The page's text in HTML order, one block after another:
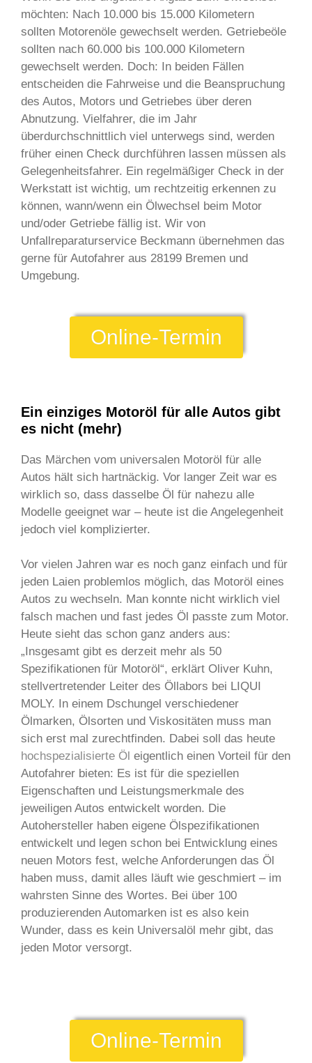
möchten: Nach 10.000 bis 15.000 Kilometern
sollten Motorenöle gewechselt werden. Getriebeöle
sollten nach 60.000 bis 100.000 Kilometern
gewechselt werden. Doch: In beiden Fällen
entscheiden die Fahrweise und die Beanspruchung
des Autos, Motors und Getriebes über deren
Abnutzung. Vielfahrer, die im Jahr
überdurchschnittlich viel unterwegs sind, werden
früher einen Check durchführen lassen müssen als
Gelegenheitsfahrer. Ein regelmäßiger Check in der
Werkstatt ist wichtig, um rechtzeitig erkennen zu
können, wann/wenn ein Ölwechsel beim Motor
und/oder Getriebe fällig ist. Wir von
Unfallreparaturservice Beckmann übernehmen das
gerne für Autofahrer aus 28199 Bremen und
Umgebung.
Online-Termin
Ein einziges Motoröl für alle Autos gibt
es nicht (mehr)
Das Märchen vom universalen Motoröl für alle
Autos hält sich hartnäckig. Vor langer Zeit war es
wirklich so, dass dasselbe Öl für nahezu alle
Modelle geeignet war – heute ist die Angelegenheit
jedoch viel komplizierter.
Vor vielen Jahren war es noch ganz einfach und für
jeden Laien problemlos möglich, das Motoröl eines
Autos zu wechseln. Man konnte nicht wirklich viel
falsch machen und fast jedes Öl passte zum Motor.
Heute sieht das schon ganz anders aus:
„Insgesamt gibt es derzeit mehr als 50
Spezifikationen für Motoröl“, erklärt Oliver Kuhn,
stellvertretender Leiter des Öllabors bei LIQUI
MOLY. In einem Dschungel verschiedener
Ölmarken, Ölsorten und Viskositäten muss man
sich erst mal zurechtfinden. Dabei soll das heute
hochspezialisierte Öl eigentlich einen Vorteil für den
Autofahrer bieten: Es ist für die speziellen
Eigenschaften und Leistungsmerkmale des
jeweiligen Autos entwickelt worden. Die
Autohersteller haben eigene Ölspezifikationen
entwickelt und legen schon bei Entwicklung eines
neuen Motors fest, welche Anforderungen das Öl
haben muss, damit alles läuft wie geschmiert – im
wahrsten Sinne des Wortes. Bei über 100
produzierenden Automarken ist es also kein
Wunder, dass es kein Universalöl mehr gibt, das
jeden Motor versorgt.
Online-Termin